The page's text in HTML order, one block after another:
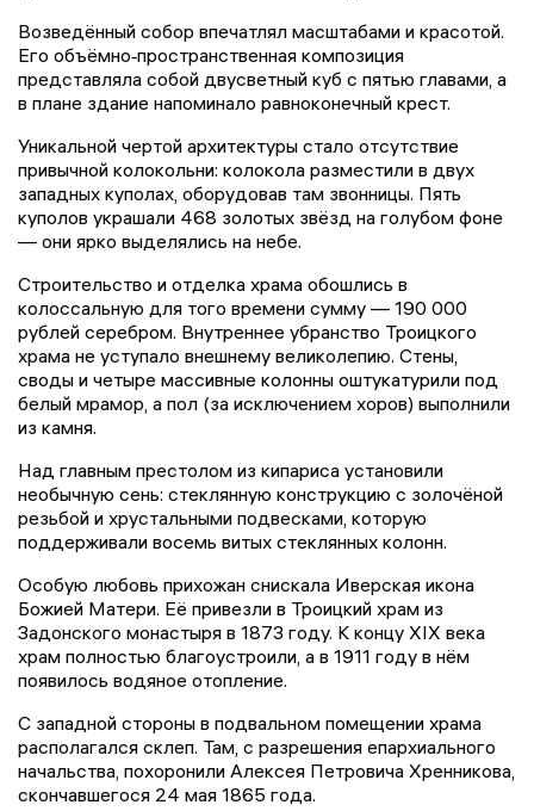
Возведённый собор впечатлял масштабами и красотой.
Его объёмно‑пространственная композиция
представляла собой двусветный куб с пятью главами, а
в плане здание напоминало равноконечный крест.
Уникальной чертой архитектуры стало отсутствие
привычной колокольни: колокола разместили в двух
западных куполах, оборудовав там звонницы. Пять
куполов украшали 468 золотых звёзд на голубом фоне
— они ярко выделялись на небе.
Строительство и отделка храма обошлись в
колоссальную для того времени сумму — 190 000
рублей серебром. Внутреннее убранство Троицкого
храма не уступало внешнему великолепию. Стены,
своды и четыре массивные колонны оштукатурили под
белый мрамор, а пол (за исключением хоров) выполнили
из камня.
Над главным престолом из кипариса установили
необычную сень: стеклянную конструкцию с золочёной
резьбой и хрустальными подвесками, которую
поддерживали восемь витых стеклянных колонн.
Особую любовь прихожан снискала Иверская икона
Божией Матери. Её привезли в Троицкий храм из
Задонского монастыря в 1873 году. К концу XIX века
храм полностью благоустроили, а в 1911 году в нём
появилось водяное отопление.
С западной стороны в подвальном помещении храма
располагался склеп. Там, с разрешения епархиального
начальства, похоронили Алексея Петровича Хренникова,
скончавшегося 24 мая 1865 года.